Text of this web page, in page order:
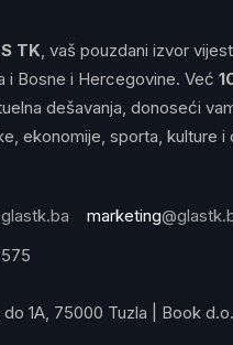
TK , vaš pouzdani izvor
i Bosne i Hercegovine. Već
dešavanja, donoseći
ekonomije, sporta, kulture i
marketing
do 1A, 75000 Tuzla | Book